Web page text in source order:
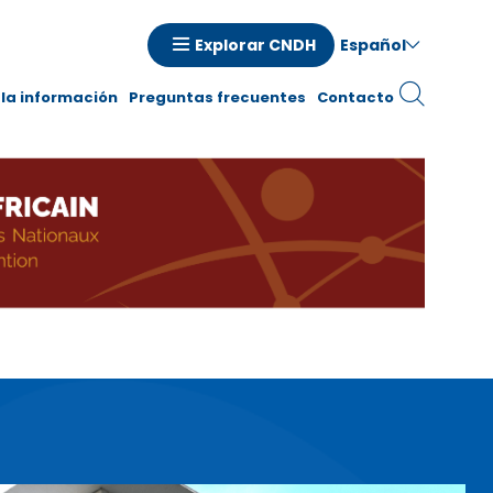
Explorar CNDH Español
información Preguntas frecuentes Contacto